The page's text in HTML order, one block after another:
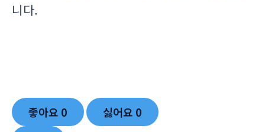
니다.
좋아요 0 싫어요 0